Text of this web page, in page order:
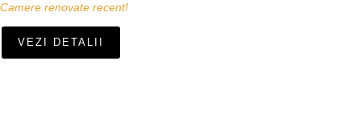
Camere renovate recent!
VEZI DETALII